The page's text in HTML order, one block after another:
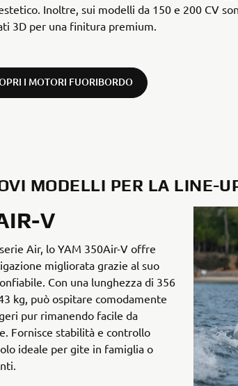
Inoltre, sui modelli da 150 e 200 CV
3D per una finitura premium.
I MOTORI FUORIBORDO
MODELLI PER LA LINE-
V
Air, lo YAM 350Air-V offre
migliorata grazie al suo
Con una lunghezza di 356
kg, può ospitare comodamente
pur rimanendo facile da
Fornisce stabilità e controllo
ideale per gite in famiglia o